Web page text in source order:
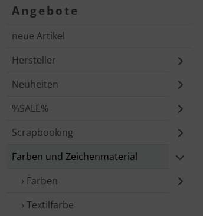
Springe zum Button für Einstellungen
Springe zu den allgemeinen Informationen
Angebote
neue Artikel
Hersteller
Neuheiten
%SALE%
Scrapbooking
Farben und Zeichenmaterial
› Farben
› Textilfarbe